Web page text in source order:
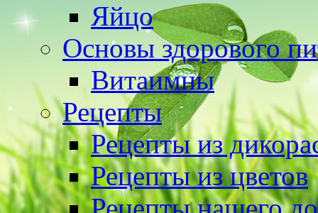
Яйцо
Основы здорового
Витаимны
Рецепты
Рецепты из
Рецепты из цветов